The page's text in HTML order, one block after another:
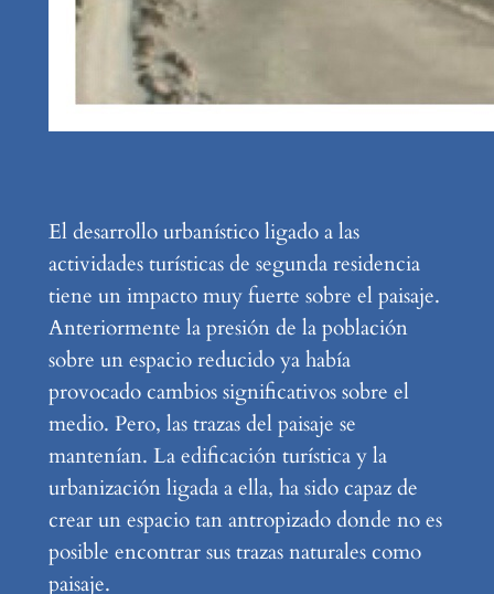
El desarrollo urbanístico ligado a las
actividades turísticas de segunda residencia
tiene un impacto muy fuerte sobre el paisaje.
Anteriormente la presión de la población
sobre un espacio reducido ya había
provocado cambios significativos sobre el
medio. Pero, las trazas del paisaje se
mantenían. La edificación turística y la
urbanización ligada a ella, ha sido capaz de
crear un espacio tan antropizado donde no es
posible encontrar sus trazas naturales como
paisaje.